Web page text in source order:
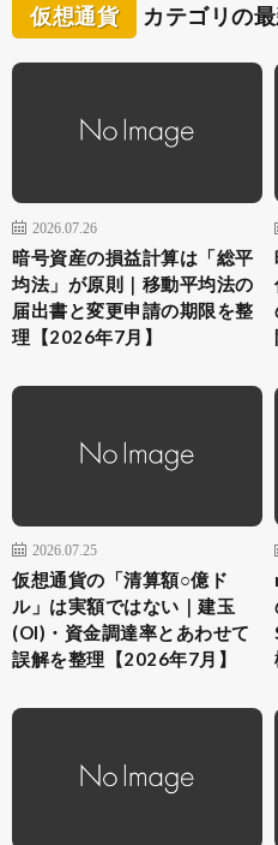
仮想通貨 カテゴリの
2026.07.26
暗号資産の損益計算は「総平
均法」が原則｜移動平均法の
届出書と変更申請の期限を整
理【2026年7月】
2026.07.25
仮想通貨の「清算額○億ド
ル」は実額ではない｜建玉
(OI)・資金調達率とあわせて
誤解を整理【2026年7月】